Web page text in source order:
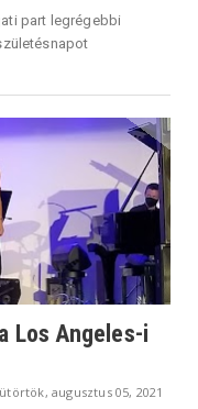
part legrégebbi
Los Angeles-i
augusztus 05, 2021